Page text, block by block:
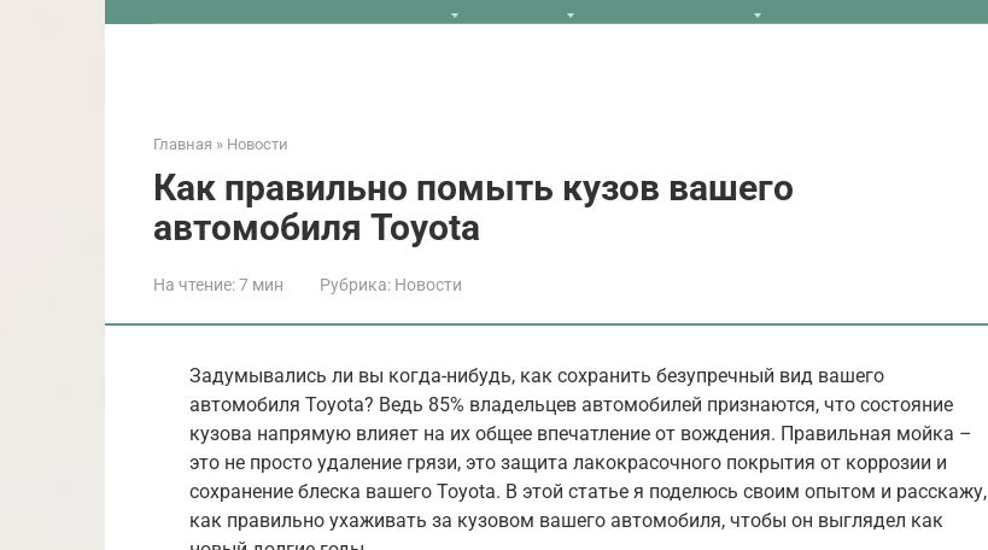
Главная » Новости
Как правильно помыть кузов вашего
автомобиля Toyota
На чтение:7 мин Рубрика: Новости
Задумывались ли вы когда-нибудь, как сохранить безупречный вид вашего
автомобиля Toyota? Ведь 85% владельцев автомобилей признаются, что состояние
кузова напрямую влияет на их общее впечатление от вождения. Правильная мойка –
это не просто удаление грязи, это защита лакокрасочного покрытия от коррозии и
сохранение блеска вашего Toyota. В этой статье я поделюсь своим опытом и расскажу,
как правильно ухаживать за кузовом вашего автомобиля, чтобы он выглядел как